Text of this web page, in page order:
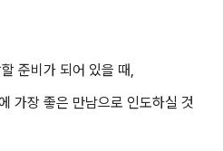
준비가 되어 있을 때,
가장 좋은 만남으로 인도하실 것